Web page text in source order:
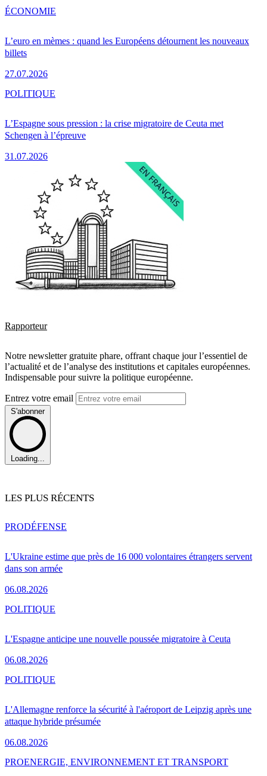
L’euro en mèmes : quand les Européens détournent les nouveaux
billets
27.07.2026
ÉCONOMIE
L’Espagne sous pression : la crise migratoire de Ceuta met
Schengen à l’épreuve
31.07.2026
POLITIQUE
Rapporteur
Notre newsletter gratuite phare, offrant chaque jour l’essentiel de
l’actualité et de l’analyse des institutions et capitales européennes.
Indispensable pour suivre la politique européenne.
Entrez votre email
S'abonner
Loading...
LES PLUS RÉCENTS
L'Ukraine estime que près de 16 000 volontaires étrangers servent
dans son armée
06.08.2026
PRODÉFENSE
L'Espagne anticipe une nouvelle poussée migratoire à Ceuta
06.08.2026
POLITIQUE
L'Allemagne renforce la sécurité à l'aéroport de Leipzig après une
attaque hybride présumée
06.08.2026
POLITIQUE
PROENERGIE, ENVIRONNEMENT ET TRANSPORT